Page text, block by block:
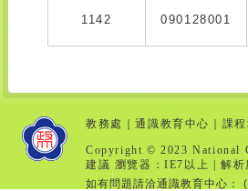
1142 090128001
教務處 ｜通識教育中心 課
Copyright © 2023 National
建議 瀏覽器：IE7以上 | 解
如有問題請洽通識教育中心